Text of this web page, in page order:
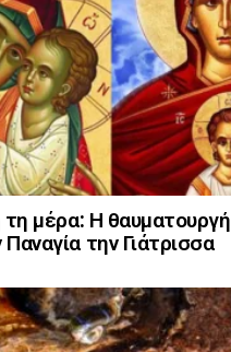
μέρα: Η θαυματουργή
την Γιάτρισσα